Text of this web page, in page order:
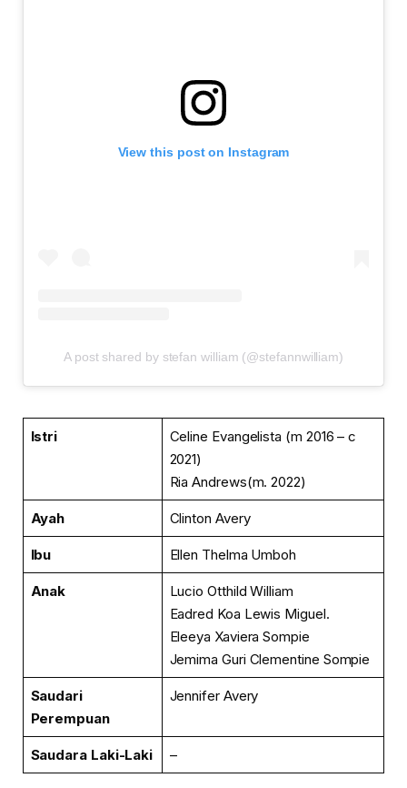
View this post on Instagram
A post shared by stefan william (@stefannwilliam)
Istri
Celine Evangelista (m 2016 – c
2021)
Ria Andrews(m. 2022)
Ayah Clinton Avery
Ibu Ellen Thelma Umboh
Anak
Lucio Otthild William
Eadred Koa Lewis Miguel.
Eleeya Xaviera Sompie
Jemima Guri Clementine Sompie
Saudari
Perempuan
Jennifer Avery
Saudara Laki-Laki –